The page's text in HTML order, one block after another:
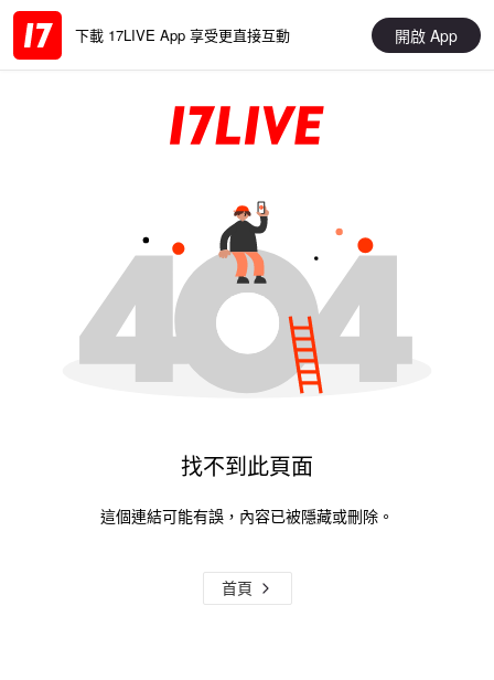
下載 17LIVE App 享受更直接互動 開啟 App
找不到此頁面
這個連結可能有誤，內容已被隱藏或刪除。
首頁